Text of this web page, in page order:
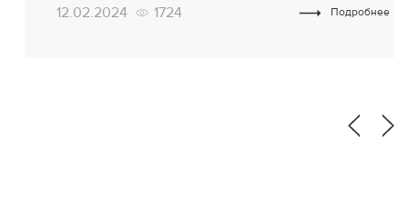
их значение в нашей жизни постоянно растет. По
12.02.2024 1724 Подробнее